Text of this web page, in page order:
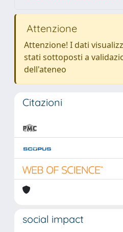
Attenzione
Attenzione! I dati
stati sottoposti a
dell'ateneo
Citazioni
social impact